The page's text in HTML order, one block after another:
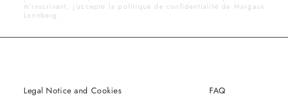
m'inscrivant, j'accepte la politique de confidentialité de Margaux
Lonnberg.
Legal Notice and Cookies FAQ